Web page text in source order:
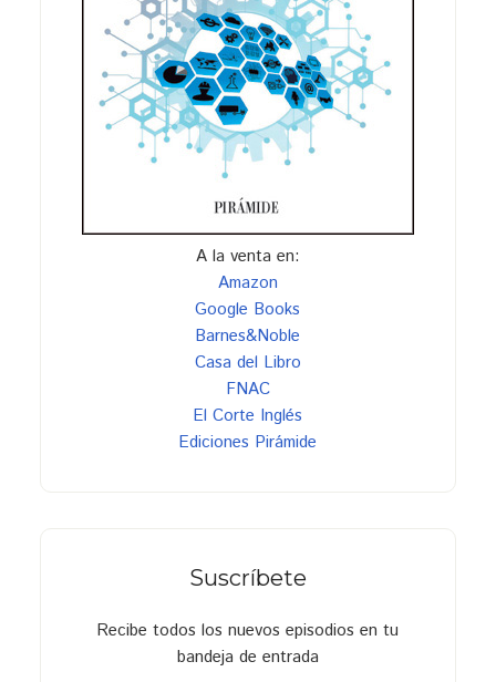
A la venta en:
Amazon
Google Books
Barnes&Noble
Casa del Libro
FNAC
El Corte Inglés
Ediciones Pirámide
Suscríbete
Recibe todos los nuevos episodios en tu
bandeja de entrada